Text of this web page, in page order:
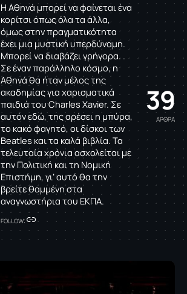
Η Αθηνά μπορεί να φαίνεται ένα
κορίτσι όπως όλα τα άλλα,
όμως στην πραγματικότητα
έχει μια μυστική υπερδύναμη.
Μπορεί να διαβάζει γρήγορα. .
Σε έναν παράλληλο κόσμο, η
Αθηνά θα ήταν μέλος της
ακαδημίας για χαρισματικά
παιδιά του Charles Xavier. Σε
αυτόν εδώ, της αρέσει η μπύρα,
το κακό φαγητό, οι δίσκοι των
Beatles και τα καλά βιβλία. Τα
τελευταία χρόνια ασχολείται με
την Πολιτική και τη Νομική
Επιστήμη, γι’ αυτό θα την
βρείτε θαμμένη στα
αναγνωστήρια του ΕΚΠΑ.
FOLLOW:
39
ΑΡΘΡΑ